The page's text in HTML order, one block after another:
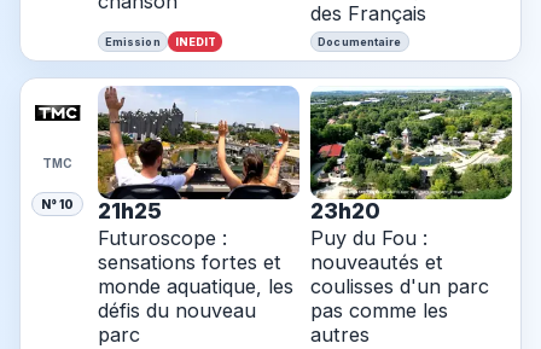
Emission INEDIT
des Français
Documentaire
TMC
N° 10 21h25
Futuroscope :
sensations fortes et
monde aquatique, les
défis du nouveau
parc
23h20
Puy du Fou :
nouveautés et
coulisses d'un parc
pas comme les
autres